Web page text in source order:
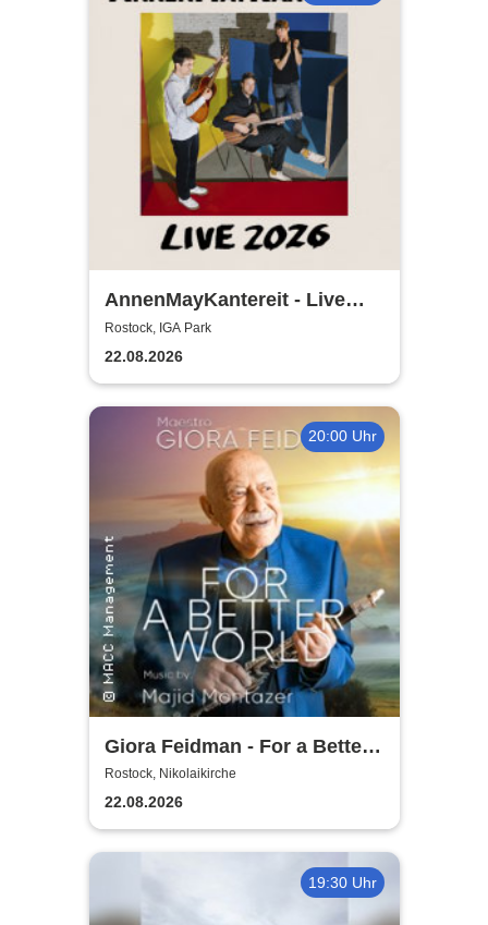
AnnenMayKantereit - Live
2026
Rostock, IGA Park
22.08.2026
20:00 Uhr
Giora Feidman - For a Better
World
Rostock, Nikolaikirche
22.08.2026
19:30 Uhr